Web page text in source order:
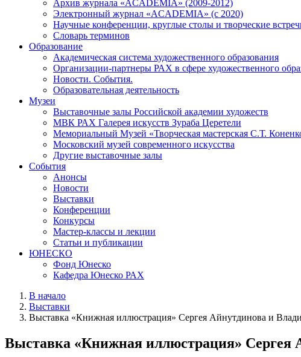
Архив журнала «ACADEMIA» (2009-2012)
Электронный журнал «ACADEMIA» (с 2020)
Научные конференции, круглые столы и творческие
Словарь терминов
Образование
Академическая система художественного образования
Организации-партнеры РАХ в сфере художественного
Новости. События.
Образовательная деятельность
Музеи
Выставочные залы Российской академии художеств
МВК РАХ Галерея искусств Зураба Церетели
Мемориальный Музей «Творческая мастерская С.Т.
Московский музей современного искусства
Другие выставочные залы
События
Анонсы
Новости
Выставки
Конференции
Конкурсы
Мастер-классы и лекции
Статьи и публикации
ЮНЕСКО
Фонд Юнеско
Кафедра Юнеско РАХ
В начало
Выставки
Выставка «Книжная иллюстрация» Сергея Айнутдинова и
Выставка «Книжная иллюстрация» Сергея